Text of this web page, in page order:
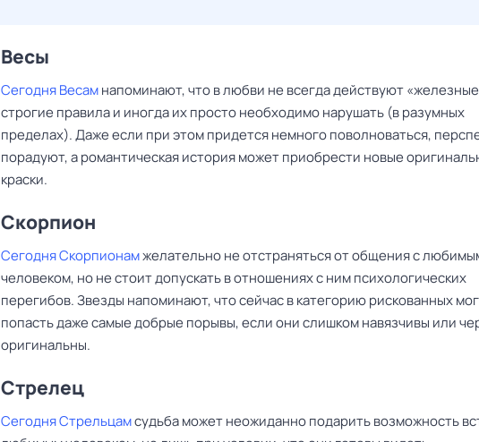
Весы ‌‌
Сегодня Весамнапоминают, что в любви не всегда действуют
строгие правила и иногда их просто необходимо нарушать (в разумных
пределах). Даже если при этом придется немного поволноваться,
порадуют, а романтическая история может приобрести новые
краски.
Скорпион
Сегодня Скорпионамжелательно не отстраняться от общения с
человеком, но не стоит допускать в отношениях с ним психологических
перегибов. Звезды напоминают, что сейчас в категорию рискованных
попасть даже самые добрые порывы, если они слишком навязчивы или
оригинальны.
Стрелец
Сегодня Стрельцамсудьба может неожиданно подарить возможность